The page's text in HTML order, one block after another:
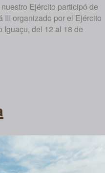
Ejército participó de
III organizado por el Ejército
Iguaçu, del 12 al 18 de